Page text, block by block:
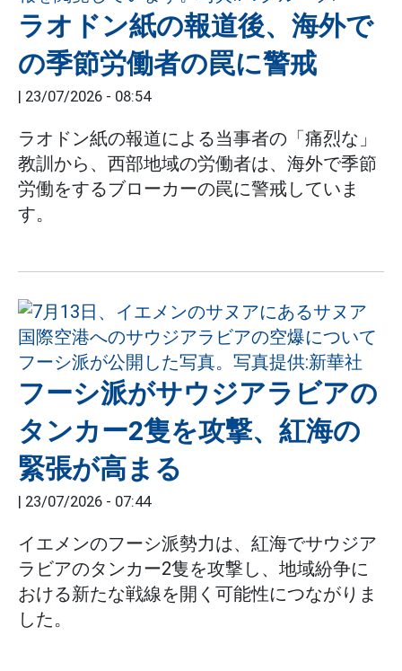
ラオドン紙の報道後、海外で
の季節労働者の罠に警戒
| 23/07/2026 - 08:54
ラオドン紙の報道による当事者の「痛烈な」
教訓から、西部地域の労働者は、海外で季節
労働をするブローカーの罠に警戒していま
す。
フーシ派がサウジアラビアの
タンカー2隻を攻撃、紅海の
緊張が高まる
| 23/07/2026 - 07:44
イエメンのフーシ派勢力は、紅海でサウジア
ラビアのタンカー2隻を攻撃し、地域紛争に
おける新たな戦線を開く可能性につながりま
した。